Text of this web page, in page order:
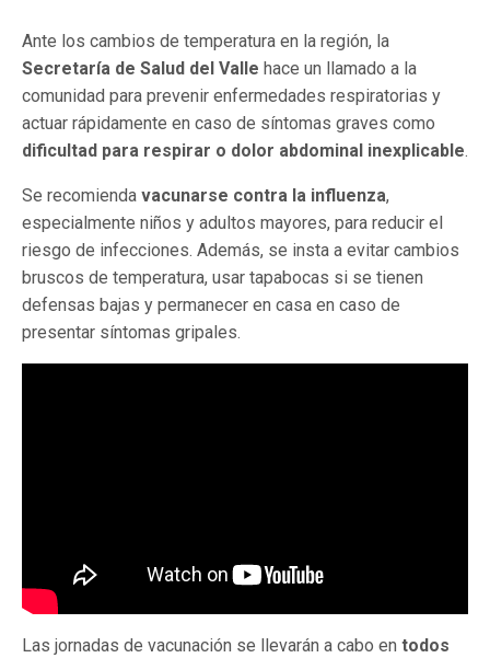
Ante los cambios de temperatura en la región, la
Secretaría de Salud del Valle hace un llamado a la
comunidad para prevenir enfermedades respiratorias y
actuar rápidamente en caso de síntomas graves como
dificultad para respirar o dolor abdominal inexplicable.
Se recomienda vacunarse contra la influenza,
especialmente niños y adultos mayores, para reducir el
riesgo de infecciones. Además, se insta a evitar cambios
bruscos de temperatura, usar tapabocas si se tienen
defensas bajas y permanecer en casa en caso de
presentar síntomas gripales.
Las jornadas de vacunación se llevarán a cabo en todos